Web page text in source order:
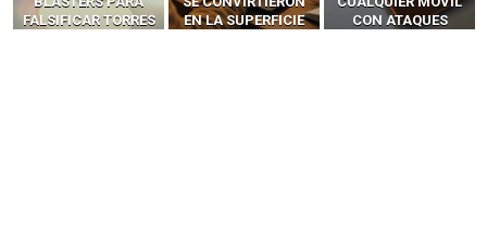
EN LA SUPERFICIE
CON ATAQUES
‘HACKEAR’ — EL